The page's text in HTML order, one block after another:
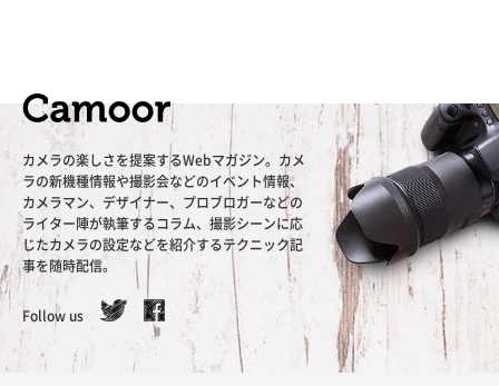
カメラの楽しさを提案するWebマガジン。カメ
ラの新機種情報や撮影会などのイベント情報、
カメラマン、デザイナー、プロブロガーなどの
ライター陣が執筆するコラム、撮影シーンに応
じたカメラの設定などを紹介するテクニック記
事を随時配信。
Follow us